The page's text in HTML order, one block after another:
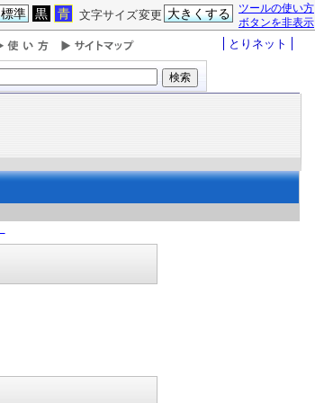
ツールの使い方
ボタンを非表示
文字サイズ変更 大きくする
標準 黒 青
とりネット